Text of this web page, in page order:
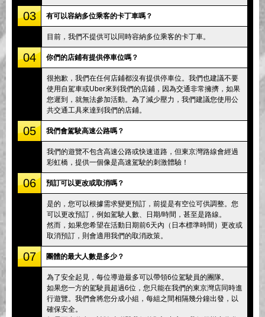
03 有可以容納多位乘客的卡丁車嗎？
目前，我們不提供可以同時容納多位乘客的卡丁車。
04 你們的店鋪有提供停車位嗎？
很抱歉，我們在任何店鋪都沒有提供停車位。我們也建議不要
使用自駕車或Uber來到我們的店鋪，因為交通非常擁擠，如果
您遲到，就無法參加活動。為了減少壓力，我們建議您使用公
共交通工具來達到我們的店鋪。
05 我們會駕駛高速公路嗎？
我們的遊覽不包含高速公路或快速道路，但東京灣路線會經過
彩虹橋，提供一個像是高速駕駛的刺激體驗！
06 預訂可以更改或取消嗎？
是的，您可以根據需求變更預訂，前提是有空位可供調整。您
可以更改預訂，例如駕駛人數、日期/時間，甚至是路線。
然而，如果您希望在活動日期前6天內（日本標準時間）更改或
取消預訂，則會適用我們的取消政策。
07 團體的最大人數是多少？
為了安全起見，每位導遊最多可以帶領6位駕駛員的團隊。
如果您一方的駕駛員超過6位，您只能在我們的東京灣店同時進
行遊覽。我們會將您分成小組，每組之間相隔幾分鐘出發，以
確保安全。